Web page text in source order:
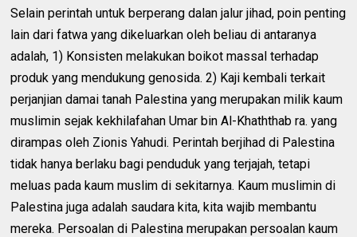
Selain perintah untuk berperang dalan jalur jihad, poin penting
lain dari fatwa yang dikeluarkan oleh beliau di antaranya
adalah, 1) Konsisten melakukan boikot massal terhadap
produk yang mendukung genosida. 2) Kaji kembali terkait
perjanjian damai tanah Palestina yang merupakan milik kaum
muslimin sejak kekhilafahan Umar bin Al-Khaththab ra. yang
dirampas oleh Zionis Yahudi. Perintah berjihad di Palestina
tidak hanya berlaku bagi penduduk yang terjajah, tetapi
meluas pada kaum muslim di sekitarnya. Kaum muslimin di
Palestina juga adalah saudara kita, kita wajib membantu
mereka. Persoalan di Palestina merupakan persoalan kaum